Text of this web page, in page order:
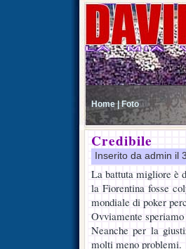
Home | Foto
Credibile
Inserito da admin
La battuta migliore è
la Fiorentina fosse
mondiale di poker
Ovviamente
Neanche per la
molti meno problemi.